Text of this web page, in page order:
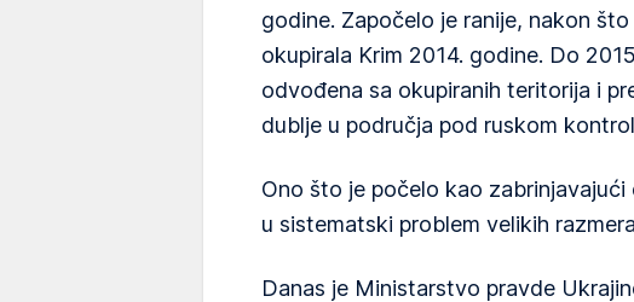
godine. Započelo je ranije, nakon
okupirala Krim 2014. godine. Do
odvođena sa okupiranih teritorija i
dublje u područja pod ruskom
Ono što je počelo kao
u sistematski problem velikih
Danas je Ministarstvo pravde